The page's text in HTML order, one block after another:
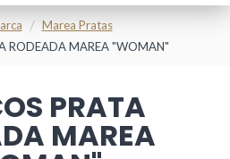
Marea Pratas
RODEADA MAREA "WOMAN"
PRATA
MAREA